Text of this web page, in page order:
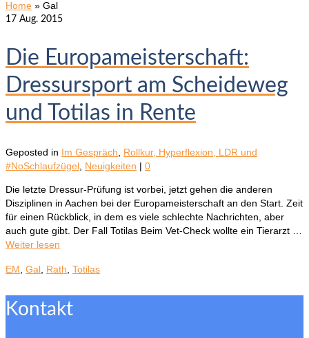
Home » Gal
17 Aug. 2015
Die Europameisterschaft:
Dressursport am Scheideweg
und Totilas in Rente
Geposted in Im Gespräch
Rollkur, Hyperflexion, LDR und
#NoSchlaufzügel Neuigkeiten | 0
Die letzte Dressur-Prüfung ist vorbei, jetzt gehen die anderen
Disziplinen in Aachen bei der Europameisterschaft an den Start. Zeit
für einen Rückblick, in dem es viele schlechte Nachrichten, aber
auch gute gibt. Der Fall Totilas Beim Vet-Check wollte ein Tierarzt …
Weiter lesen
EM Gal Rath Totilas
Kontakt